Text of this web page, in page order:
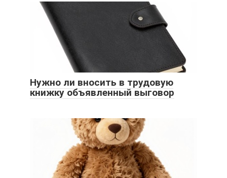
Нужно ли вносить в трудовую
книжку объявленный выговор